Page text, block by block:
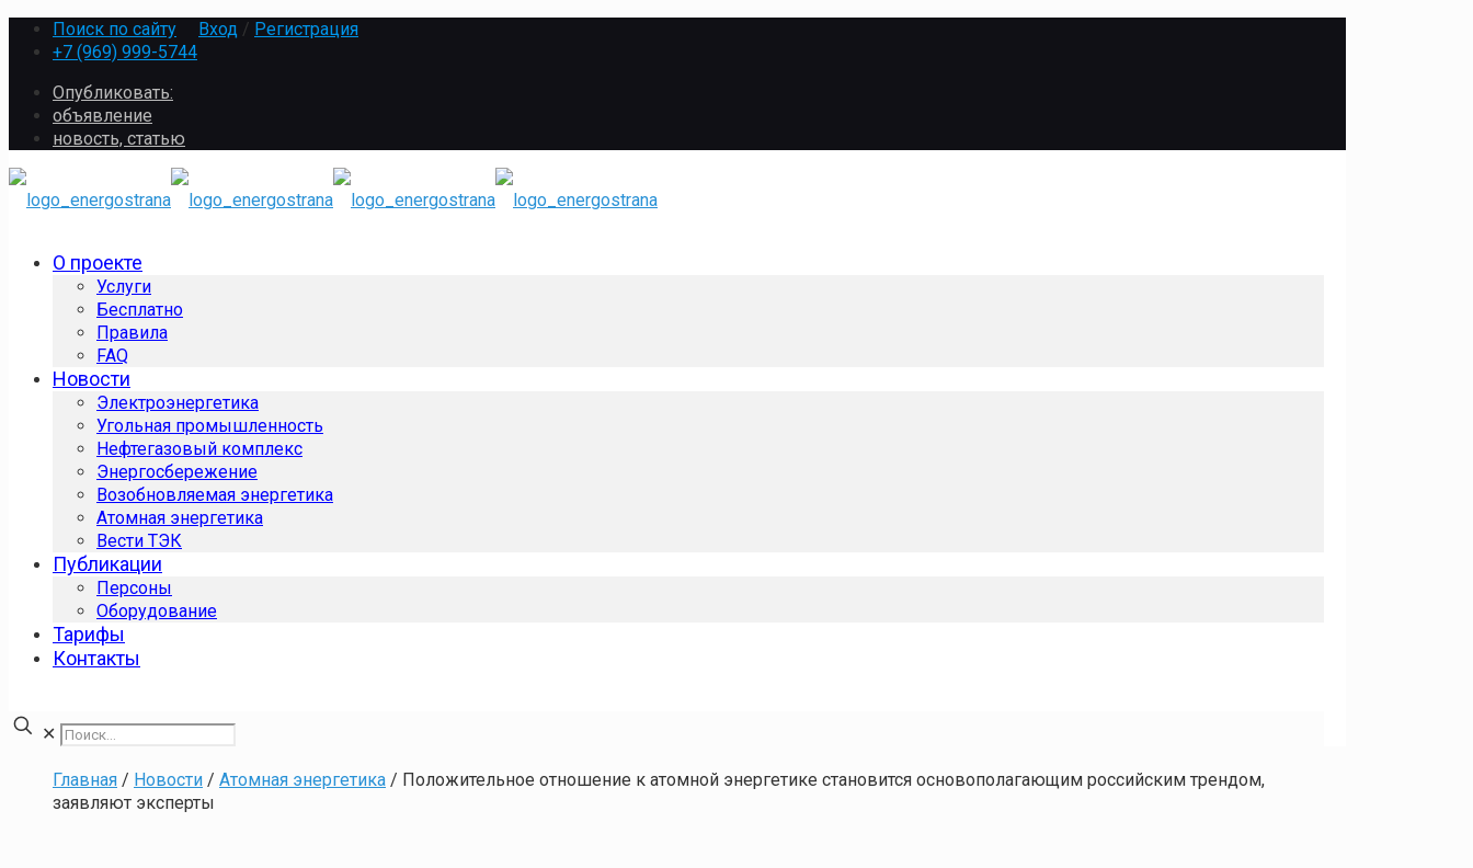
Поиск по сайту Вход / Регистрация
+7 (969) 999-5744
Опубликовать:
объявление
новость, статью
О проекте
Услуги
Бесплатно
Правила
FAQ
Новости
Электроэнергетика
Угольная промышленность
Нефтегазовый комплекс
Энергосбережение
Возобновляемая энергетика
Атомная энергетика
Вести ТЭК
Публикации
Персоны
Оборудование
Тарифы
Контакты
✕
Главная / Новости / Атомная энергетика / Положительное отношение к атомной энергетике становится основополагающим российским трендом,
заявляют эксперты